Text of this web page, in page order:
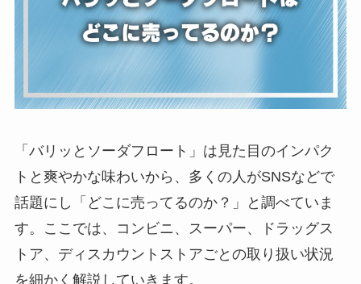
「バリッとソーダフロート」は見た目のインパク
トと爽やかな味わいから、多くの人がSNSなどで
話題にし「どこに売ってるのか？」と調べていま
す。ここでは、コンビニ、スーパー、ドラッグス
トア、ディスカウントストアごとの取り扱い状況
を細かく解説していきます。